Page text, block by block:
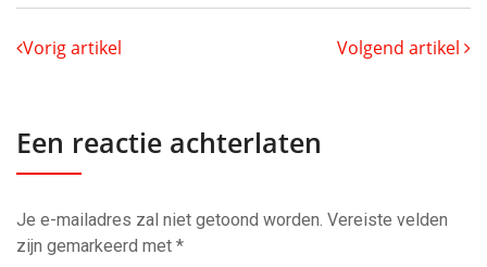
Vorig artikel Volgend artikel
Een reactie achterlaten
Je e-mailadres zal niet getoond worden. Vereiste velden
zijn gemarkeerd met *